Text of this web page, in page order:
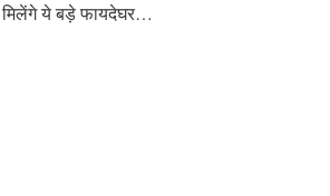
मिलेंगे ये बड़े फायदेघर…